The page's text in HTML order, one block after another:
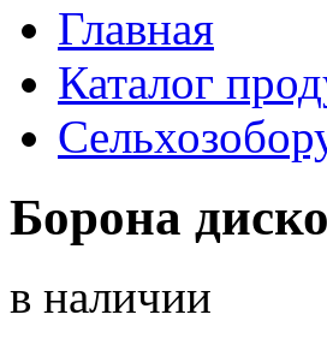
Главная
Каталог
Борона
в наличии